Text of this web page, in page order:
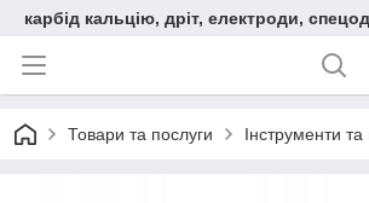
карбід кальцію, дріт, електроди,
Товари та послуги Інструменти